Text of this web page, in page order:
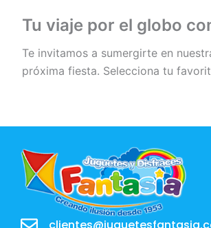
Tu viaje por el globo
Te invitamos a sumergirte en
próxima fiesta. Selecciona tu